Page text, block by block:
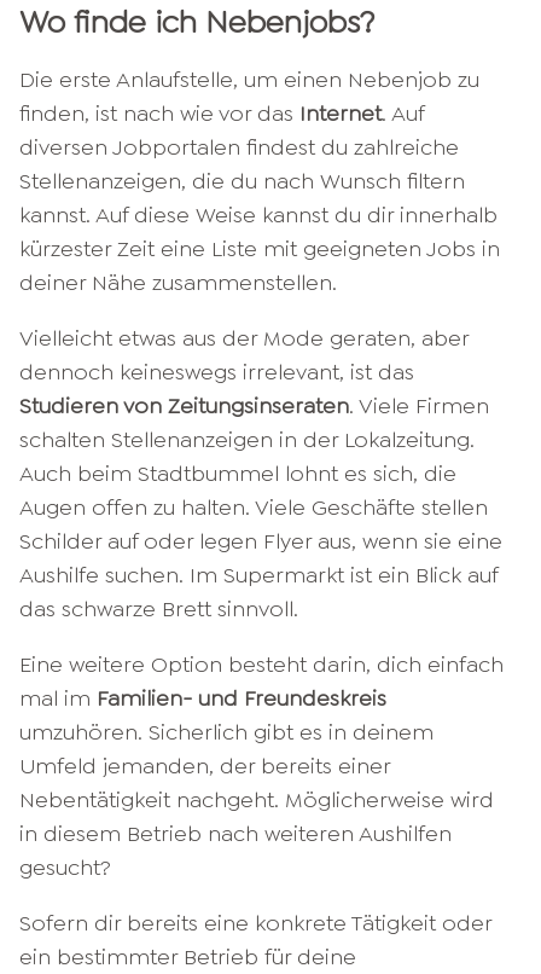
Wo finde ich Nebenjobs?
Die erste Anlaufstelle, um einen Nebenjob zu
finden, ist nach wie vor das Internet. Auf
diversen Jobportalen findest du zahlreiche
Stellenanzeigen, die du nach Wunsch filtern
kannst. Auf diese Weise kannst du dir innerhalb
kürzester Zeit eine Liste mit geeigneten Jobs in
deiner Nähe zusammenstellen.
Vielleicht etwas aus der Mode geraten, aber
dennoch keineswegs irrelevant, ist das
Studieren von Zeitungsinseraten. Viele Firmen
schalten Stellenanzeigen in der Lokalzeitung.
Auch beim Stadtbummel lohnt es sich, die
Augen offen zu halten. Viele Geschäfte stellen
Schilder auf oder legen Flyer aus, wenn sie eine
Aushilfe suchen. Im Supermarkt ist ein Blick auf
das schwarze Brett sinnvoll.
Eine weitere Option besteht darin, dich einfach
mal im Familien- und Freundeskreis
umzuhören. Sicherlich gibt es in deinem
Umfeld jemanden, der bereits einer
Nebentätigkeit nachgeht. Möglicherweise wird
in diesem Betrieb nach weiteren Aushilfen
gesucht?
Sofern dir bereits eine konkrete Tätigkeit oder
ein bestimmter Betrieb für deine